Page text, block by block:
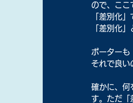
ので、こ
「差別化
「差別化
ポーターも
それで良い
確かに、何
す。ただ「